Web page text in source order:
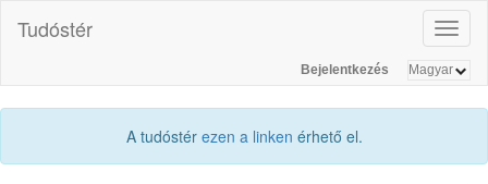
Tudóstér
Bejelentkezés
A tudóstér ezen a linken érhető el.